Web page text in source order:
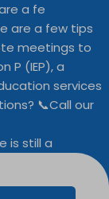
a fe
is still a